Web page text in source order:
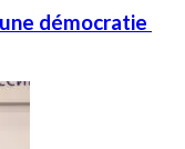
démocratie